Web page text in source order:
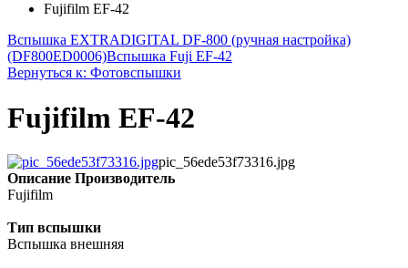
Fujifilm EF-42
Вспышка EXTRADIGITAL DF-800 (ручная настройка)
(DF800ED0006)Вспышка Fuji EF-42
Вернуться к: Фотовспышки
Fujifilm EF-42
pic_56ede53f73316.jpg
Описание Производитель
Fujifilm
Тип вспышки
Вспышка внешняя